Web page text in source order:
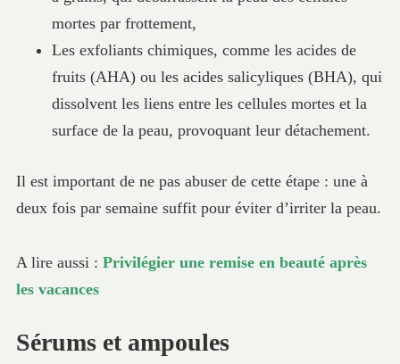
mortes par frottement,
Les exfoliants chimiques, comme les acides de
fruits (AHA) ou les acides salicyliques (BHA), qui
dissolvent les liens entre les cellules mortes et la
surface de la peau, provoquant leur détachement.
Il est important de ne pas abuser de cette étape : une à
deux fois par semaine suffit pour éviter d’irriter la peau.
A lire aussi : Privilégier une remise en beauté après
les vacances
Sérums et ampoules